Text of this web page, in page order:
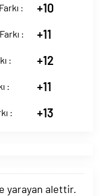
: +10
: +11
: +12
: +11
: +13
yarayan alettir.